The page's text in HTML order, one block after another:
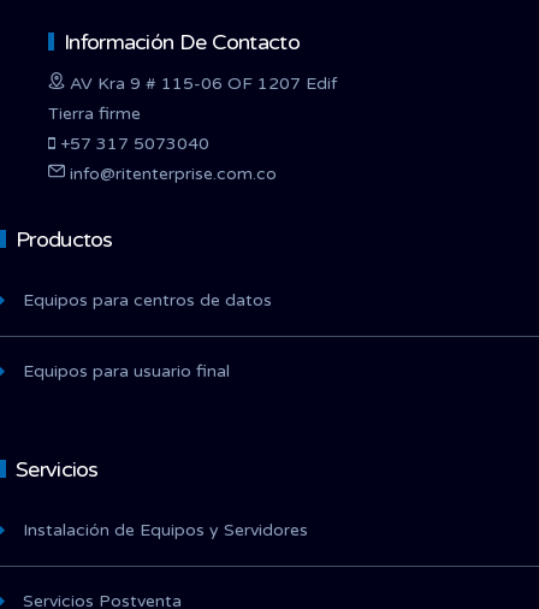
Información De Contacto
AV Kra 9 # 115-06 OF 1207 Edif
Tierra firme
+57 317 5073040
info@ritenterprise.com.co
Productos
Equipos para centros de datos
Equipos para usuario final
Servicios
Instalación de Equipos y Servidores
Servicios Postventa